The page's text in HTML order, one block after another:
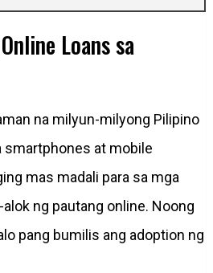
Loans sa
na milyun-milyong Pilipino
smartphones at mobile
mas madali para sa mga
ng pautang online. Noong
pang bumilis ang adoption ng